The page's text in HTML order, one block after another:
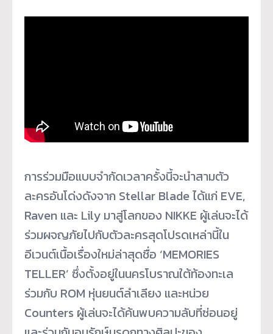
การร่วมมือแบบจำกัดเวลาครั้งนี้จะนำสามตัว
ละครอันโด่งดังจาก Stellar Blade ได้แก่ EVE,
Raven และ Lily มาสู่โลกของ NIKKE ผู้เล่นจะได้
ร่วมผจญภัยไปกับตัวละครสุดโปรดเหล่านี้ใน
อีเวนต์เนื้อเรื่องใหม่ล่าสุดชื่อ ‘MEMORIES
TELLER’ ซึ่งตั้งอยู่ในนครโบราณใต้ท้องทะเล
ร่วมกับ ROM หุ่นยนต์ลำเลียง และหน่วย
Counters ผู้เล่นจะได้ค้นพบความลับที่ซ่อนอยู่